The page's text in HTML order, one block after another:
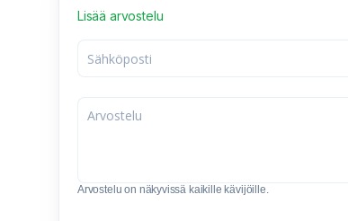
Lisää arvostelu
Arvostelu on näkyvissä kaikille kävijöille.